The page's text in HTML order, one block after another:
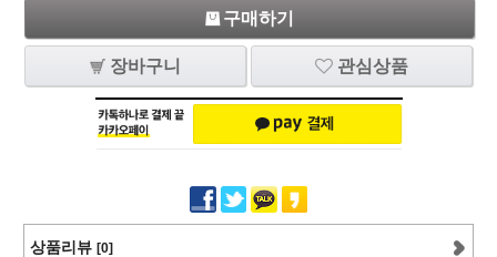
구매하기
장바구니 관심상품
상품리뷰 [0]